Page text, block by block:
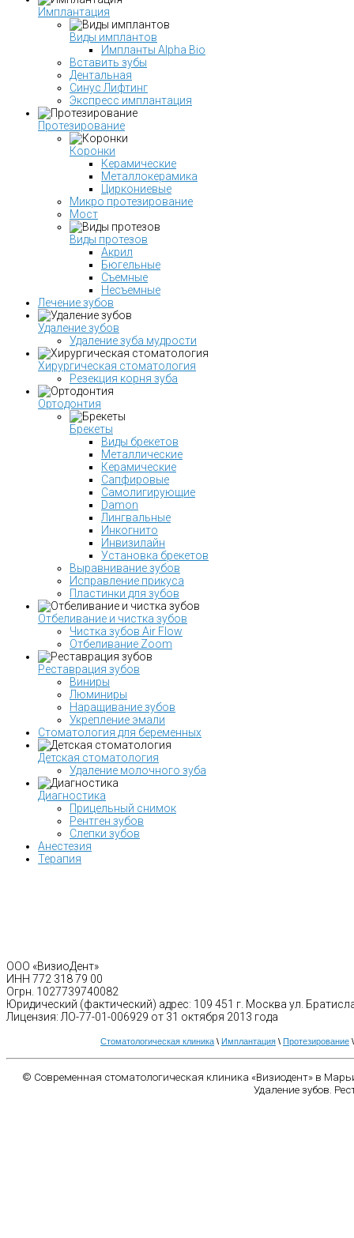
Имплантация
Виды имплантов
Импланты Alpha Bio
Вставить зубы
Дентальная
Синус Лифтинг
Экспресс имплантация
Протезирование
Коронки
Керамические
Металлокерамика
Циркониевые
Микро протезирование
Мост
Виды протезов
Акрил
Бюгельные
Съемные
Несъемные
Лечение зубов
Удаление зубов
Удаление зуба мудрости
Хирургическая стоматология
Резекция корня зуба
Ортодонтия
Брекеты
Виды брекетов
Металлические
Керамические
Сапфировые
Самолигирующие
Damon
Лингвальные
Инкогнито
Инвизилайн
Установка брекетов
Выравнивание зубов
Исправление прикуса
Пластинки для зубов
Отбеливание и чистка зубов
Чистка зубов Air Flow
Отбеливание Zoom
Реставрация зубов
Виниры
Люминиры
Наращивание зубов
Укрепление эмали
Стоматология для беременных
Детская стоматология
Удаление молочного зуба
Диагностика
Прицельный снимок
Рентген зубов
Слепки зубов
Анестезия
Терапия
ООО «ВизиоДент»
ИНН 772 318 79 00
Огрн. 1027739740082
Юридический (фактический) адрес: 109 451 г. Москва ул.
Лицензия: ЛО-77-01-006929 от 31 октября 2013 года
Стоматологическая клиника \ Имплантация \ Протезирование
© Современная стоматологическая клиника «Визиодент» в
Удаление зубов.